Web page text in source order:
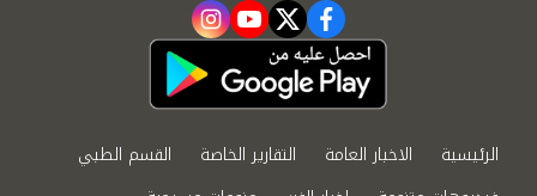
facebook
twitter
youtube
instagram
الرئيسية الاخبار العامة التقارير الخاصة
القسم الطبي